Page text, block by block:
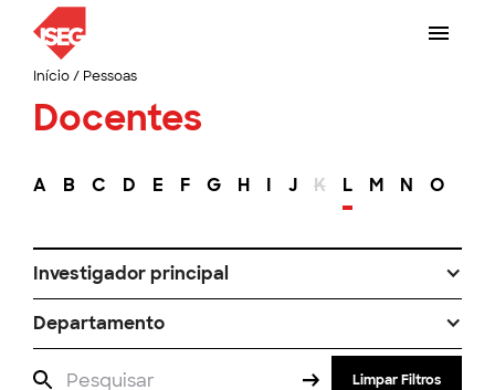
Início/ Pessoas
Docentes
A B C D E F G H I J K L M N O
Investigador principal
Departamento
Limpar Filtros